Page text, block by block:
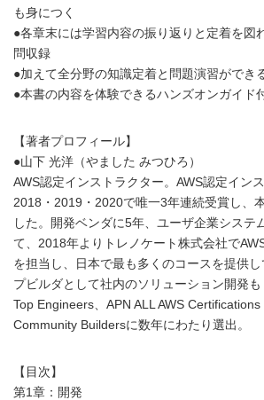
も身につく
●各章末には学習内容の振り返りと定着を図
問収録
●加えて全分野の知識定着と問題演習ができ
●本書の内容を体験できるハンズオンガイド
【著者プロフィール】
●山下 光洋（やました みつひろ）
AWS認定インストラクター。AWS認定イン
2018・2019・2020で唯一3年連続受賞し、
した。開発ベンダに5年、ユーザ企業システ
て、2018年よりトレノケート株式会社で
を担当し、日本で最も多くのコースを提供
プビルダとして社内のソリューション開発
Top Engineers、APN ALL AWS
Community Buildersに数年にわたり選出。
【目次】
第1章：開発